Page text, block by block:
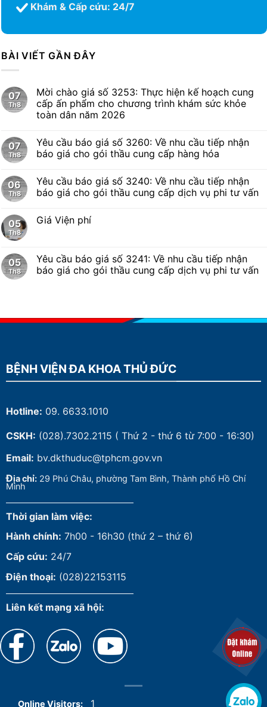
Khám & Cấp cứu: 24/7
BÀI VIẾT GẦN ĐÂY
07
Th8
Mời chào giá số 3253: Thực hiện kế hoạch cung
cấp ấn phẩm cho chương trình khám sức khỏe
toàn dân năm 2026
07
Th8
Yêu cầu báo giá số 3260: Về nhu cầu tiếp nhận
báo giá cho gói thầu cung cấp hàng hóa
06
Th8
Yêu cầu báo giá số 3240: Về nhu cầu tiếp nhận
báo giá cho gói thầu cung cấp dịch vụ phi tư vấn
05
Th8
Giá Viện phí
05
Th8
Yêu cầu báo giá số 3241: Về nhu cầu tiếp nhận
báo giá cho gói thầu cung cấp dịch vụ phi tư vấn
BỆNH VIỆN ĐA KHOA THỦ ĐỨC
Hotline: 09. 6633.1010
CSKH: (028).7302.2115 ( Thứ 2 - thứ 6 từ 7:00 - 16:30)
Email: bv.dkthuduc@tphcm.gov.vn
Địa chỉ: 29 Phú Châu, phường Tam Bình, Thành phố Hồ Chí
Minh
Thời gian làm việc:
Hành chính: 7h00 - 16h30 (thứ 2 – thứ 6)
Cấp cứu: 24/7
Điện thoại: (028)22153115
Liên kết mạng xã hội:
Online Visitors: 1